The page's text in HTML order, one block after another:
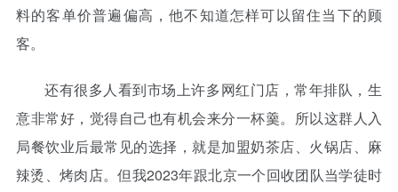
料的客单价普遍偏高，他不知道怎样可以留住当下的顾
客。
还有很多人看到市场上许多网红门店，常年排队，生
意非常好，觉得自己也有机会来分一杯羹。所以这群人入
局餐饮业后最常见的选择，就是加盟奶茶店、火锅店、麻
辣烫、烤肉店。但我2023年跟北京一个回收团队当学徒时